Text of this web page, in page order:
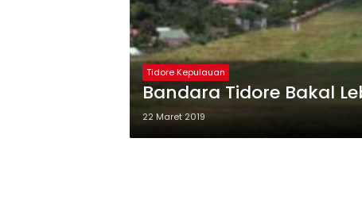
Tidore Kepulauan
Bandara Tidore Bakal
22 Maret 2019